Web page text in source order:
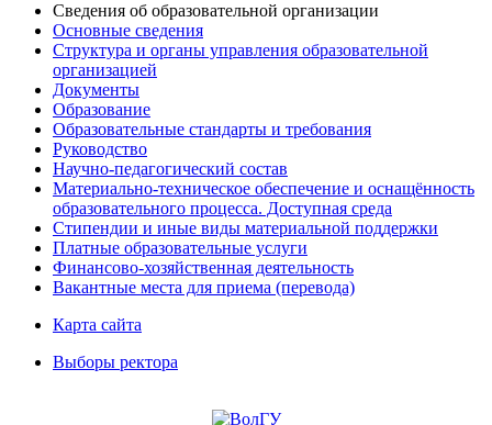
Сведения об образовательной организации
Основные сведения
Структура и органы управления образовательной
организацией
Документы
Образование
Образовательные стандарты и требования
Руководство
Научно-педагогический состав
Материально-техническое обеспечение и оснащённость
образовательного процесса. Доступная среда
Стипендии и иные виды материальной поддержки
Платные образовательные услуги
Финансово-хозяйственная деятельность
Вакантные места для приема (перевода)
Карта сайта
Выборы ректора